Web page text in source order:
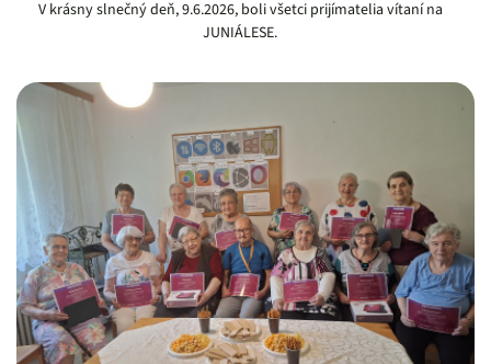
V krásny slnečný deň, 9.6.2026, boli všetci prijímatelia vítaní na
JUNIÁLESE.